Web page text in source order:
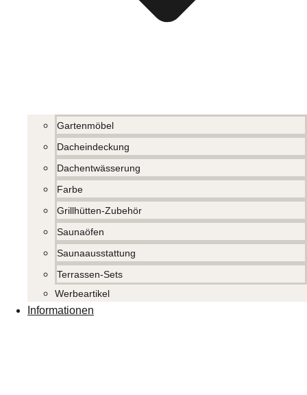
Gartenmöbel
Dacheindeckung
Dachentwässerung
Farbe
Grillhütten-Zubehör
Saunaöfen
Saunaausstattung
Terrassen-Sets
Werbeartikel
Informationen